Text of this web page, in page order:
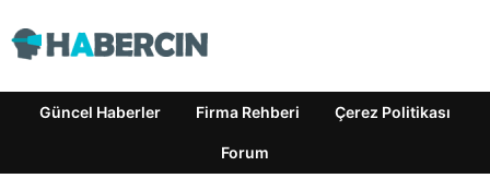
Güncel Haberler Firma Rehberi Çerez Politikası
Forum